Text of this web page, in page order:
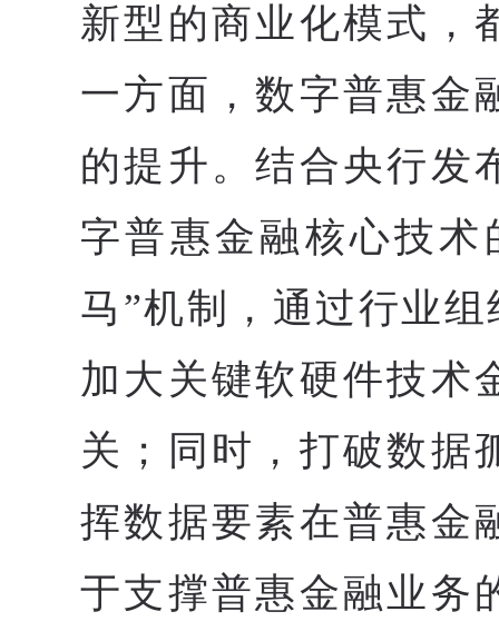
新型的商业化模式，
一方面，数字普惠金
的提升。结合央行发
字普惠金融核心技术
马”机制，通过行业
加大关键软硬件技术
关；同时，打破数据
挥数据要素在普惠金
于支撑普惠金融业务